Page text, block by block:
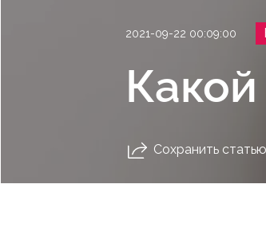
2021-09-22 00:09:00
Сохранить